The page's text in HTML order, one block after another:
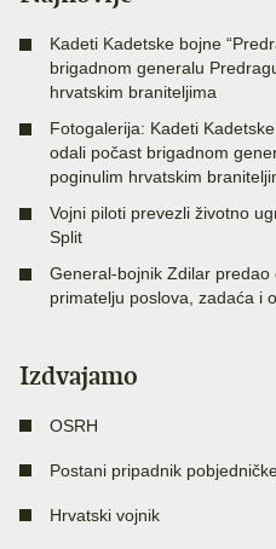
Kadeti Kadetske bojne
brigadnom generalu
hrvatskim braniteljima
Fotogalerija: Kadeti
odali počast brigadnom
poginulim hrvatskim
Vojni piloti prevezli životno
Split
General-bojnik Zdilar
primatelju poslova, zadaća i
Izdvajamo
OSRH
Postani pripadnik
Hrvatski vojnik